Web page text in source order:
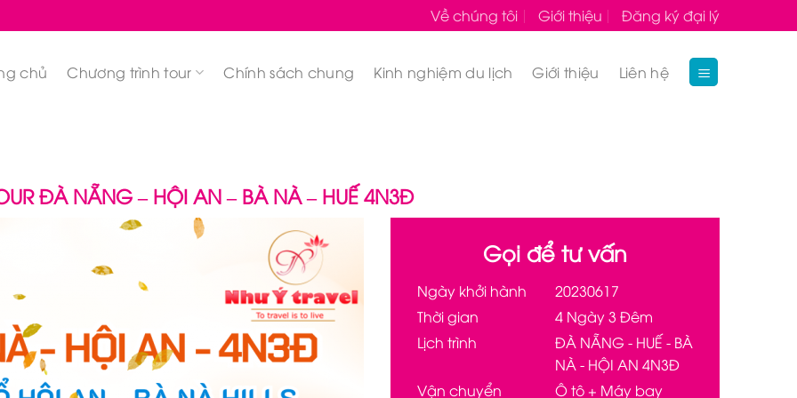
Về chúng tôi Giới thiệu Đăng ký đại lý
chủ Chương trình tour Chính sách chung Kinh nghiệm du lịch Giới thiệu Liên hệ
ĐÀ NẴNG – HỘI AN – BÀ NÀ – HUẾ 4N3Đ
Gọi để tư vấn
Ngày khởi hành
20230617
Thời gian
4 Ngày 3 Đêm
Lịch trình
ĐÀ NẴNG - HUẾ - BÀ
NÀ - HỘI AN 4N3Đ
Vận chuyển
Ô tô + Máy bay